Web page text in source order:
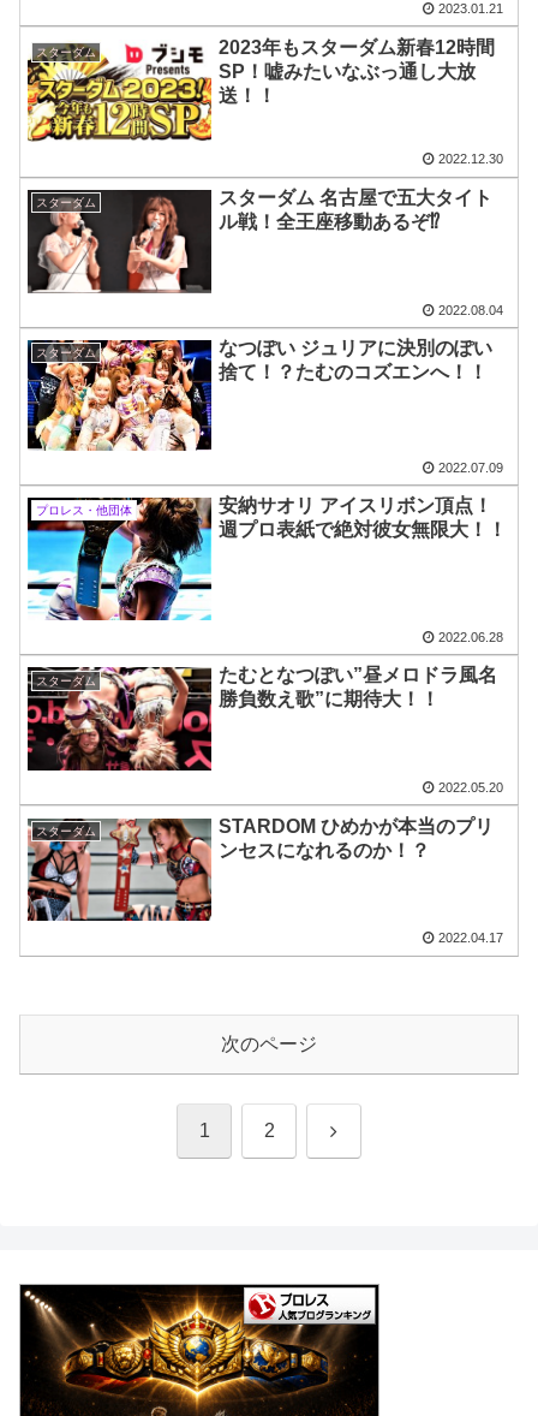
2023.01.21
スターダム
2023年もスターダム新春12時間
SP！嘘みたいなぶっ通し大放
送！！
2022.12.30
スターダム
スターダム 名古屋で五大タイト
ル戦！全王座移動あるぞ⁉︎
2022.08.04
スターダム
なつぽい ジュリアに決別のぽい
捨て！？たむのコズエンへ！！
2022.07.09
プロレス・他団体
安納サオリ アイスリボン頂点！
週プロ表紙で絶対彼女無限大！！
2022.06.28
スターダム
たむとなつぽい”昼メロドラ風名
勝負数え歌”に期待大！！
2022.05.20
スターダム
STARDOM ひめかが本当のプリ
ンセスになれるのか！？
2022.04.17
次のページ
1 2 次